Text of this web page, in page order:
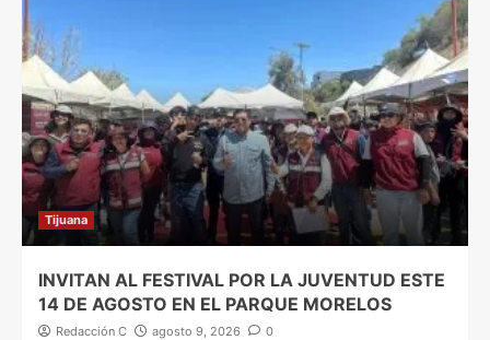
Tijuana
INVITAN AL FESTIVAL POR LA JUVENTUD ESTE
14 DE AGOSTO EN EL PARQUE MORELOS
Redacción C agosto 9, 2026 0